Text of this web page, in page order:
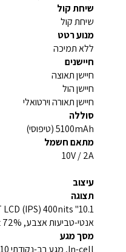
שיחת קול
שיחת קול
מנוע רטט
ללא תמיכה
חיישנים
חיישן תאוצה
חיישן הול
חיישן תאורה וירטואלי
סוללה
5100mAh (טיפוסי)
מתאם חשמל
10V / 2A
עיצוב
תצוגה
LCD (IPS) 400nits
אנטי-טביעות אצבע, 72% NTSC, 60Hz, מגע
מסך מגע
In-cell, מגע רב-נקודתי 10 נקודות